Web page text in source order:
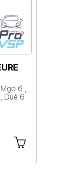
6 ,
Dué 6